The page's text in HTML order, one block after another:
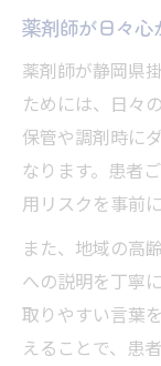
薬剤師が日々心
薬剤師が静岡県
ためには、日々
保管や調剤時に
なります。患者
用リスクを事前
また、地域の高
への説明を丁寧
取りやすい言葉
えることで、患